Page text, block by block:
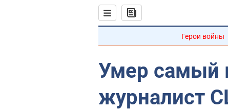
Герои войны
Умер самый
журналист